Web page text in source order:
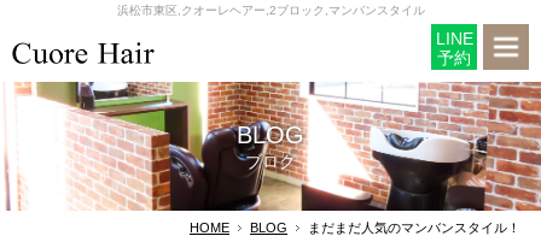
浜松市東区,クオーレヘアー,2ブロック,マンバンスタイル
LINE
予約
BLOG
ブログ
HOME BLOG まだまだ人気のマンバンスタイル！